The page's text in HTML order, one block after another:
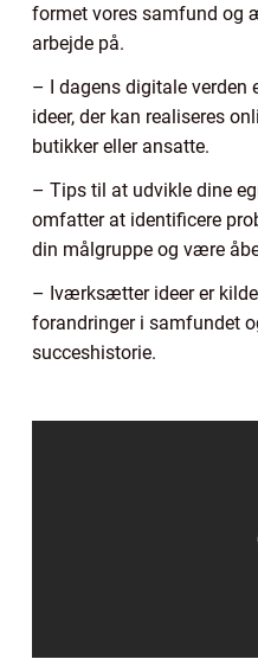
formet vores samfund og
arbejde på.
– I dagens digitale
ideer, der kan realiseres
butikker eller ansatte.
– Tips til at udvikle dine
omfatter at identificere
din målgruppe og være
– Iværksætter ideer er
forandringer i samfundet
succeshistorie.